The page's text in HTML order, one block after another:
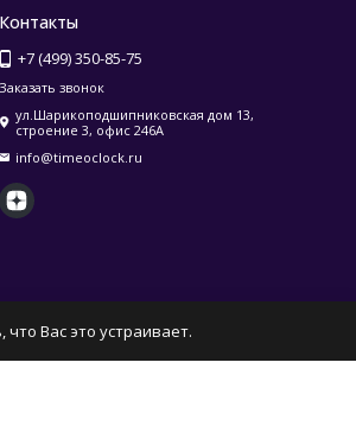
Контакты
+7 (499) 350-85-75
Заказать звонок
ул.Шарикоподшипниковская дом 13,
строение 3, офис 246А
info@timeoclock.ru
Вас это устраивает.